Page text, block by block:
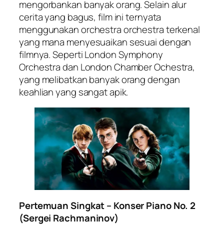
mengorbankan banyak orang. Selain alur
cerita yang bagus, film ini ternyata
menggunakan orchestra orchestra terkenal
yang mana menyesuaikan sesuai dengan
filmnya. Seperti London Symphony
Orchestra dan London Chamber Ochestra,
yang melibatkan banyak orang dengan
keahlian yang sangat apik.
Pertemuan Singkat – Konser Piano No. 2
(Sergei Rachmaninov)